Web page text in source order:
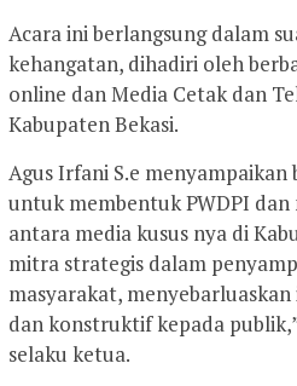
Acara ini berlangsung dalam
kehangatan, dihadiri oleh
online dan Media Cetak dan
Kabupaten Bekasi.
Agus Irfani S.e
untuk membentuk PWDPI
antara media kusus nya di
mitra strategis dalam
masyarakat,
dan konstruktif kepada
selaku ketua.